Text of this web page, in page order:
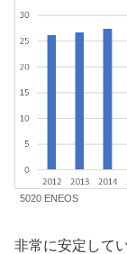
5020 ENEOS
非常に安定して